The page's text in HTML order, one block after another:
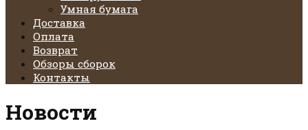
Умная бумага
Доставка
Оплата
Возврат
Обзоры сборок
Контакты
Новости